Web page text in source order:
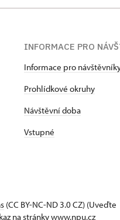
INFORMACE PRO
Informace pro
Prohlídkové okruhy
Návštěvní doba
Vstupné
(CC BY-NC-ND 3.0 CZ) (Uveďte
na stránky www.npu.cz